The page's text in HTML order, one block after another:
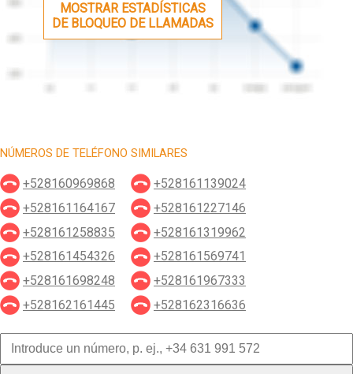
MOSTRAR ESTADÍSTICAS
DE BLOQUEO DE LLAMADAS
NÚMEROS DE TELÉFONO SIMILARES
+528160969868
+528161139024
+528161164167
+528161227146
+528161258835
+528161319962
+528161454326
+528161569741
+528161698248
+528161967333
+528162161445
+528162316636